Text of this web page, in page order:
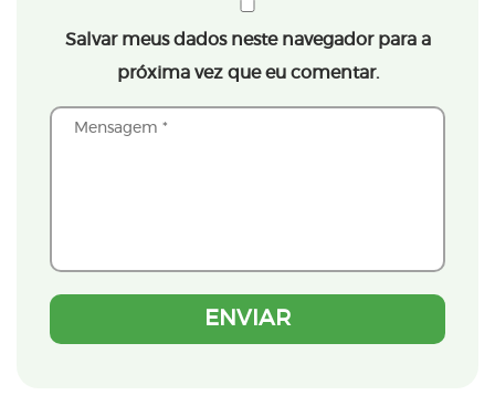
Salvar meus dados neste navegador para a
próxima vez que eu comentar.